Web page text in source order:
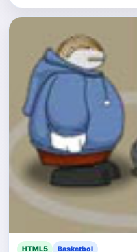
HTML5 Basketbol